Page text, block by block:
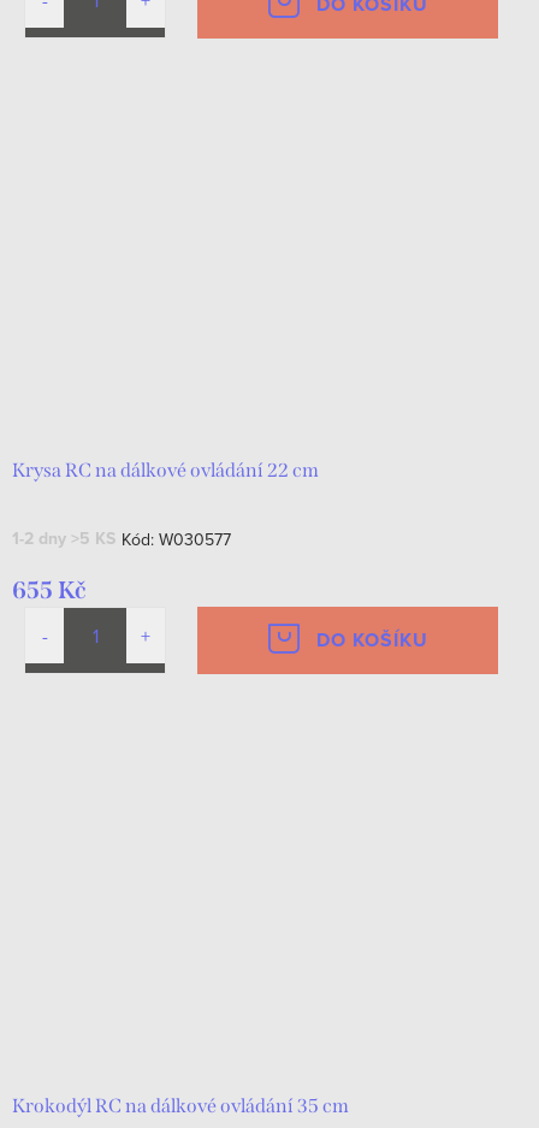
Krysa RC na dálkové ovládání 22 cm
1-2 dny >5 KS Kód: W030577
655 Kč
DO KOŠÍKU
Krokodýl RC na dálkové ovládání 35 cm